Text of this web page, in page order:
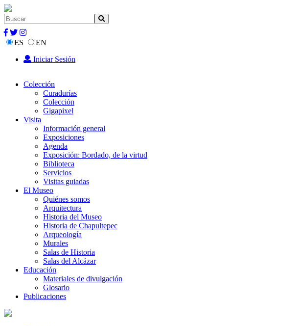
ES
EN
Iniciar Sesión
Colección
Curadurías
Colección
Gigapixel
Visita
Información general
Exposiciones
Agenda
Exposición: Bordado, de la virtud
Biblioteca
Servicios
Visitas guiadas
El Museo
Quiénes somos
Arquitectura
Historia del Museo
Historia de Chapultepec
Arqueología
Murales
Salas de Historia
Salas del Alcázar
Educación
Materiales de divulgación
Glosario
Publicaciones